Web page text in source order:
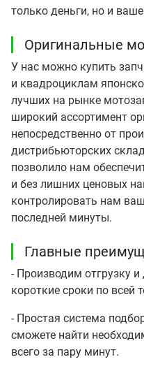
только деньги, но и
Оригинальные
У нас можно купить
и квадроциклам
лучших на рынке
широкий ассортимент
непосредственно от
дистрибьюторских
позволило нам
и без лишних ценовых
контролировать нам
последней минуты.
Главные
- Производим отгрузку
короткие сроки по всей
- Простая система
сможете найти
всего за пару минут.